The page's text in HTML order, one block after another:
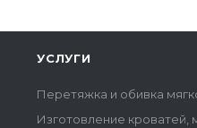
УСЛУГИ
Перетяжка и обивка
Изготовление кроватей,